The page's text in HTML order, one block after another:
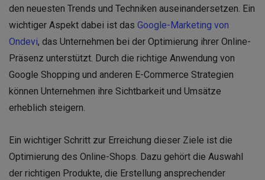
den neuesten Trends und Techniken auseinandersetzen. Ein
wichtiger Aspekt dabei ist das Google-Marketing von
Ondevi, das Unternehmen bei der Optimierung ihrer Online-
Präsenz unterstützt. Durch die richtige Anwendung von
Google Shopping und anderen E-Commerce Strategien
können Unternehmen ihre Sichtbarkeit und Umsätze
erheblich steigern.
Ein wichtiger Schritt zur Erreichung dieser Ziele ist die
Optimierung des Online-Shops. Dazu gehört die Auswahl
der richtigen Produkte, die Erstellung ansprechender